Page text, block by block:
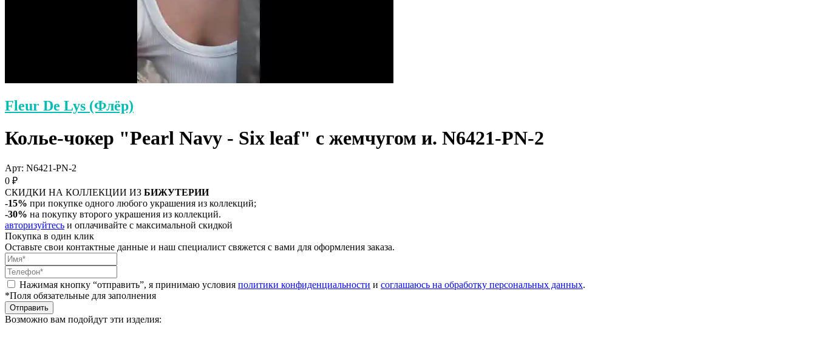
Fleur De Lys (Флёр)
Колье-чокер "Pearl Navy - Six leaf" с жемчугом и. N6421-PN-2
Арт: N6421-PN-2
0 ₽
СКИДКИ НА КОЛЛЕКЦИИ ИЗ БИЖУТЕРИИ
-15% при покупке одного любого украшения из коллекций;
-30% на покупку второго украшения из коллекций.
авторизуйтесь и оплачивайте с максимальной скидкой
Покупка в один клик
Оставьте свои контактные данные и наш специалист свяжется с вами для оформления заказа.
Нажимая кнопку “отправить”, я принимаю условия политики конфиденциальности и соглашаюсь на обработку персональных данных.
*Поля обязательные для заполнения
Отправить
Возможно вам подойдут эти изделия: